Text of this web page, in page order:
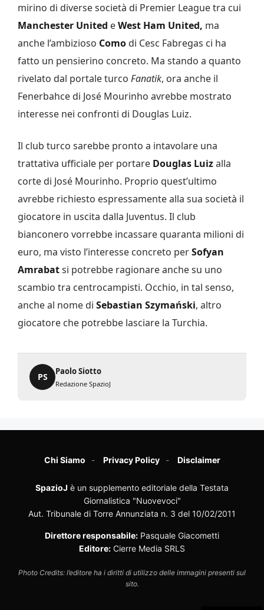
mirino di diverse società di Premier League tra cui
Manchester United eWest Ham United, ma
anche l’ambizioso Como di Cesc Fabregas ci ha
fatto un pensierino concreto. Ma stando a quanto
rivelato dal portale turco Fanatik, ora anche il
Fenerbahce di José Mourinho avrebbe mostrato
interesse nei confronti di Douglas Luiz.
Il club turco sarebbe pronto a intavolare una
trattativa ufficiale per portare Douglas Luizalla
corte di José Mourinho. Proprio quest’ultimo
avrebbe richiesto espressamente alla sua società il
giocatore in uscita dalla Juventus. Il club
bianconero vorrebbe incassare quaranta milioni di
euro, ma visto l’interesse concreto perSofyan
Amrabatsi potrebbe ragionare anche su uno
scambio tra centrocampisti. Occhio, in tal senso,
anche al nome di Sebastian Szymański, altro
giocatore che potrebbe lasciare la Turchia.
PS
Paolo Siotto
Redazione SpazioJ
Chi Siamo Privacy Policy Disclaimer
SpazioJ è un supplemento editoriale della Testata
Giornalistica "Nuovevoci"
Aut. Tribunale di Torre Annunziata n. 3 del 10/02/2011
Direttore responsabile: Pasquale Giacometti
Editore: Cierre Media SRLS
Photo Credits: l’editore ha i diritti di utilizzo delle immagini presenti sul
sito.